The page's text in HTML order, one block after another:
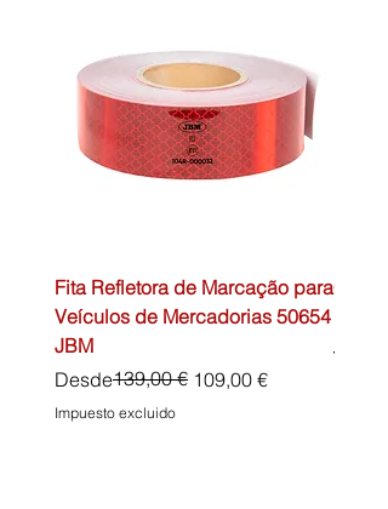
Fita Refletora de Marcação para
Veículos de Mercadorias 50654
JBM
Desde
Precio139,00 € 109,00 €
Precio de oferta
Impuesto excluido
Precio
45,00 €